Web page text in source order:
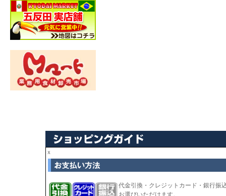
ｘ
代金引換・クレジットカード・銀行振
お選びいただけます。